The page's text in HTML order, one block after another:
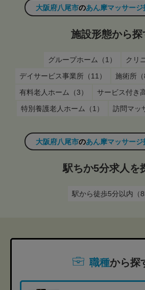
大阪府八尾市のあん摩マッサージ
施設形態から探
グループホーム（1）
クリ
デイサービス事業所（11）
施術所（
有料老人ホーム（3）
サービス付き
特別養護老人ホーム（1）
訪問マッ
大阪府八尾市のあん摩マッサージ
駅ちか5分求人を
駅から徒歩5分以内（
職種から探